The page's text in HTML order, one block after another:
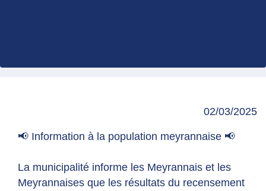
02/03/2025
📢 Information à la population meyrannaise 📢
La municipalité informe les Meyrannais et les
Meyrannaises que les résultats du recensement